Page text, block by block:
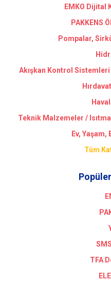
EMKO Dijital
PAKKENS
Pompalar,
Akışkan Kontrol
Teknik Malzemeler /
Ev, Yaşam,
Tüm
TFA